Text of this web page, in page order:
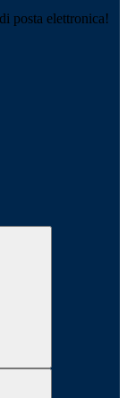
posta elettronica!